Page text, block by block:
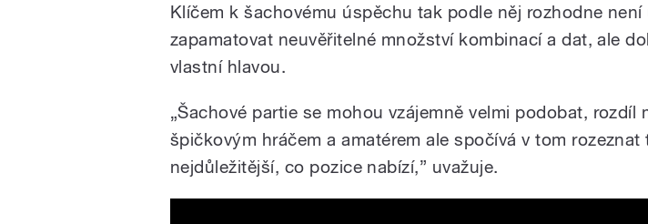
Klíčem k šachovému úspěchu tak podle něj rozhodne není
zapamatovat neuvěřitelné množství kombinací a dat, ale
vlastní hlavou.
„Šachové partie se mohou vzájemně velmi podobat, rozdíl
špičkovým hráčem a amatérem ale spočívá v tom rozeznat
nejdůležitější, co pozice nabízí,” uvažuje.